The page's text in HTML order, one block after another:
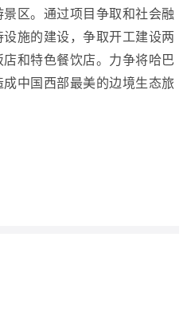
区。通过项目争取和社会融
施的建设，争取开工建设两
和特色餐饮店。力争将哈巴
中国西部最美的边境生态旅